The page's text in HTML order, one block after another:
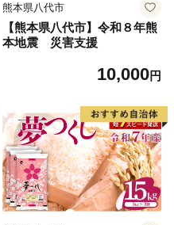
熊本県八代市
【熊本県八代市】令和８年熊
本地震 災害支援
10,000円